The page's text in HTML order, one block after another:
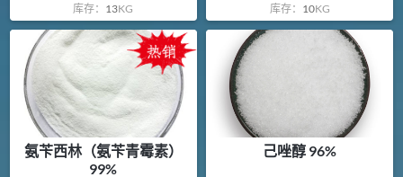
库存： 13KG
库存： 10KG
氨苄西林（氨苄青霉素）
99%
己唑醇 96%